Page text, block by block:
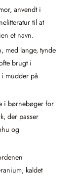
anvendt i
til at
et navn.
med lange, tynde
brugt i
i mudder på
i børnebøger for
der passer
og
kaldet